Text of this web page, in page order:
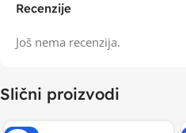
Recenzije
Još nema recenzija.
Slični proizvodi